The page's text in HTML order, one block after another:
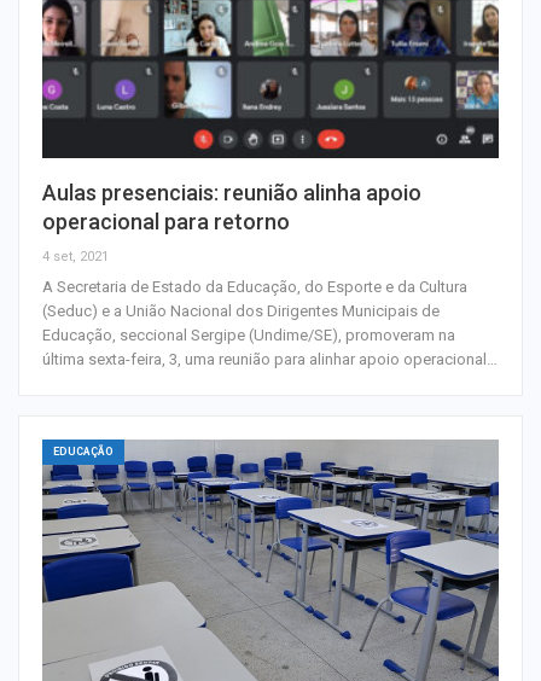
Aulas presenciais: reunião alinha apoio
operacional para retorno
4 set, 2021
A Secretaria de Estado da Educação, do Esporte e da Cultura
(Seduc) e a União Nacional dos Dirigentes Municipais de
Educação, seccional Sergipe (Undime/SE), promoveram na
última sexta-feira, 3, uma reunião para alinhar apoio operacional…
EDUCAÇÃO